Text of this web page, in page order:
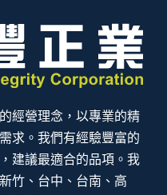
經營理念，以專業的精
求。我們有經驗豐富的
建議最適合的品項。我
竹、台中、台南、高